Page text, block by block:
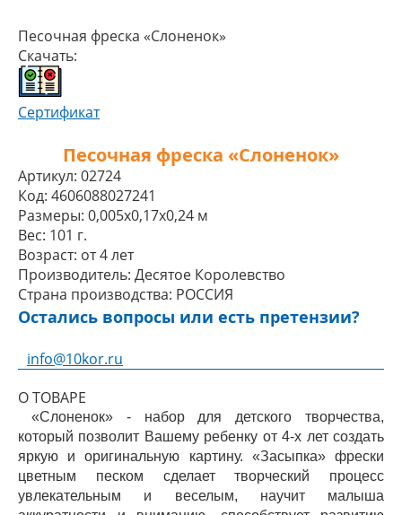
Песочная фреска «Слоненок»
Скачать:
Сертификат
Песочная фреска «Слоненок»
Артикул: 02724
Код: 4606088027241
Размеры: 0,005x0,17x0,24 м
Вес: 101 г.
Возраст: от 4 лет
Производитель: Десятое Королевство
Страна производства: РОССИЯ
Остались вопросы или есть претензии?
info@10kor.ru
О ТОВАРЕ
«Слоненок» - набор для детского творчества,
который позволит Вашему ребенку от 4-х лет создать
яркую и оригинальную картину. «Засыпка» фрески
цветным песком сделает творческий процесс
увлекательным и веселым, научит малыша